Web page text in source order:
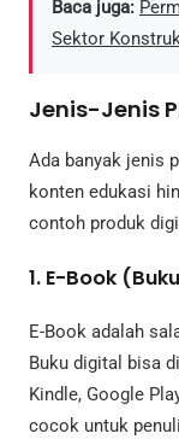
Baca juga:
Sektor
Jenis-Jenis
Ada banyak jenis
konten edukasi
contoh produk
1. E-Book
E-Book adalah
Buku digital bisa
Kindle, Google
cocok untuk